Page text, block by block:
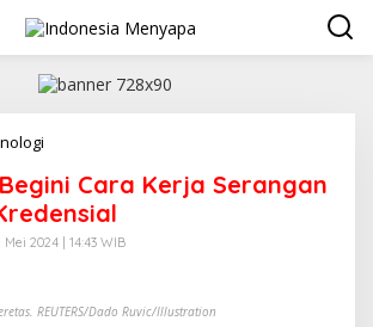
s
p
a
d
B
Cara Kerja Serangan
2024 | 14:43 WIB
REUTERS/Dado Ruvic/Illustration